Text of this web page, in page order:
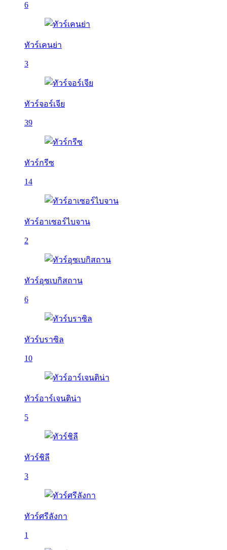
6
ทัวร์เคนย่า
3
ทัวร์จอร์เจีย
39
ทัวร์กรีซ
14
ทัวร์อาเซอร์ไบจาน
2
ทัวร์อุซเบกิสถาน
6
ทัวร์บราซิล
10
ทัวร์อาร์เจนติน่า
5
ทัวร์ชิลี
3
ทัวร์ศรีลังกา
1